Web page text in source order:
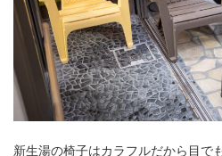
新生湯の椅子はカラフルだから目で